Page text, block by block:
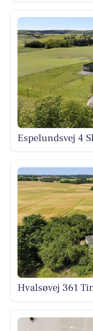
Espelundsvej 4
Hvalsøvej 361